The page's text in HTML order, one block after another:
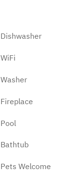
Dishwasher
WiFi
Washer
Fireplace
Pool
Bathtub
Pets Welcome